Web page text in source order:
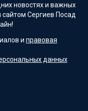
новостях и важных
Сергиев Посад
и правовая
данных